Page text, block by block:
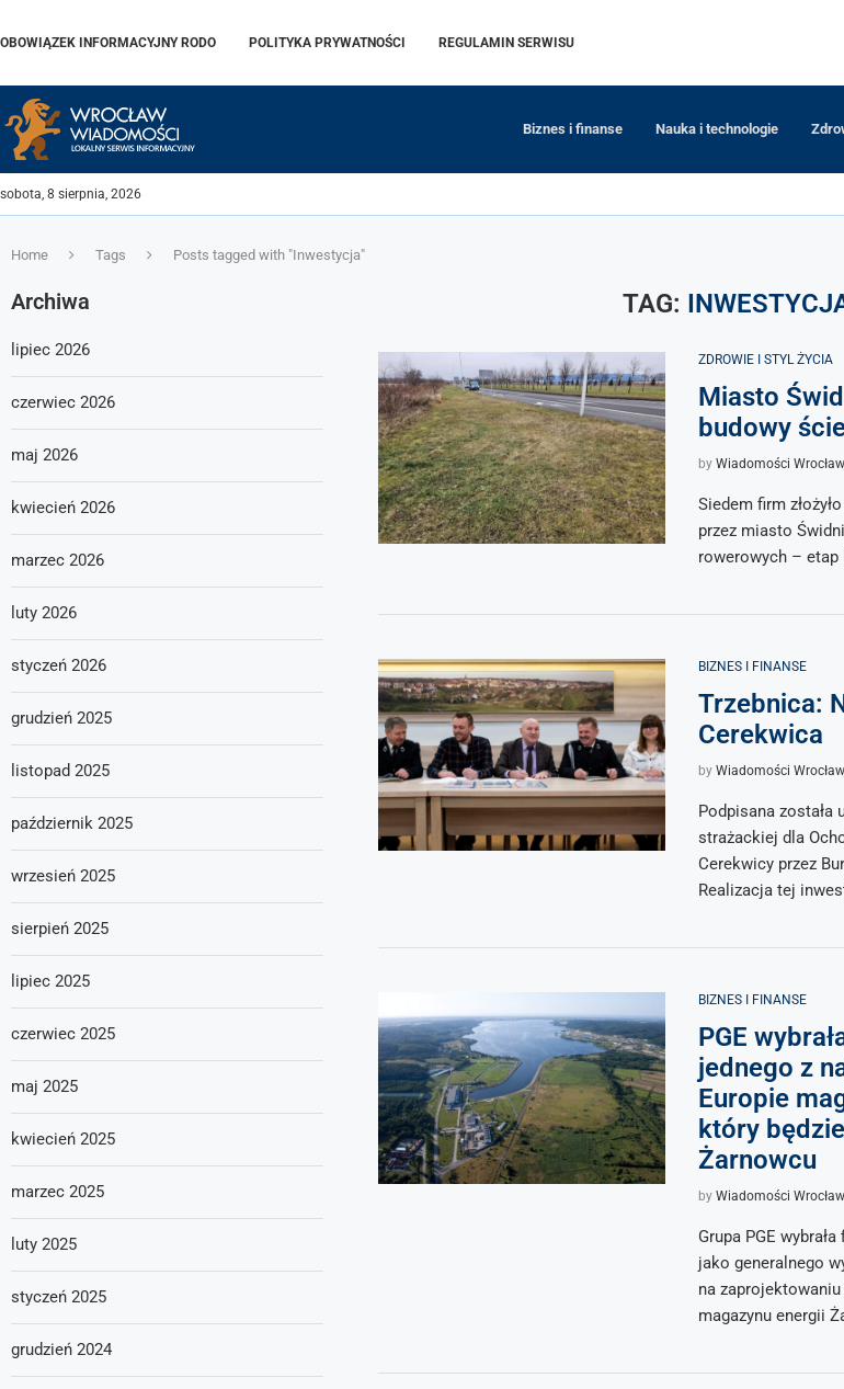
OBOWIĄZEK INFORMACYJNY RODO POLITYKA PRYWATNOŚCI REGULAMIN SERWISU
Biznes i finanse Nauka i technologie
sobota, 8 sierpnia, 2026
Home Tags Posts tagged with "Inwestycja"
TAG:
ZDROWIE I STYL ŻYCIA
Miasto
budowy
by Wiadomości Wrocław
Siedem firm
przez miasto
rowerowych –
BIZNES I FINANSE
Trzebnica:
Cerekwica
by Wiadomości Wrocław
Podpisana została
strażackiej dla
Cerekwicy przez
Realizacja tej
BIZNES I FINANSE
PGE
jednego z
Europie
który
Żarnowcu
by Wiadomości Wrocław
Grupa PGE
jako generalnego
na
magazynu energii
Archiwa
lipiec 2026
czerwiec 2026
maj 2026
kwiecień 2026
marzec 2026
luty 2026
styczeń 2026
grudzień 2025
listopad 2025
październik 2025
wrzesień 2025
sierpień 2025
lipiec 2025
czerwiec 2025
maj 2025
kwiecień 2025
marzec 2025
luty 2025
styczeń 2025
grudzień 2024